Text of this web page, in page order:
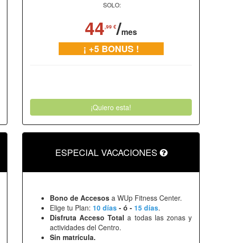
SOLO:
44,99 €/mes
¡ +5 BONUS !
¡Quiero esta!
ESPECIAL VACACIONES
Bono de Accesos a WUp Fitness Center.
Elige tu Plan: 10 días - ó - 15 días.
Disfruta Acceso Totala todas las zonas y
actividades del Centro.
Sin matrícula.